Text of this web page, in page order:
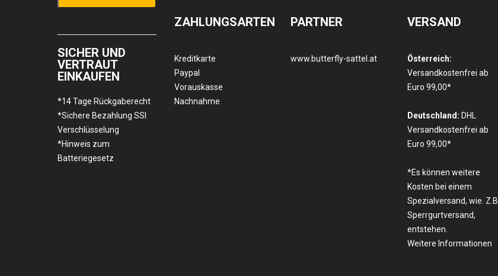
SICHER UND
VERTRAUT
EINKAUFEN
*14 Tage Rückgaberecht
*Sichere Bezahlung SSl
Verschlüsselung
*Hinweis zum
Batteriegesetz
ZAHLUNGSARTEN
Kreditkarte
Paypal
Vorauskasse
Nachnahme
PARTNER
www.butterfly-sattel.at
VERSAND
Österreich:
Versandkostenfrei ab
Euro 99,00*
Deutschland: DHL
Versandkostenfrei ab
Euro 99,00*
*Es können weitere
Kosten bei einem
Spezialversand, wie. Z.B.
Sperrgurtversand,
entstehen.
Weitere Informationen